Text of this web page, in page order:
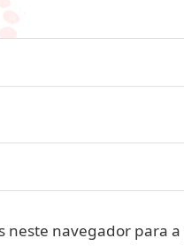
neste navegador para